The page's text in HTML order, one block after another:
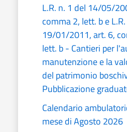
L.R. n. 1 del 14/05/
comma 2, lett. b e
19/01/2011, art. 6,
lett. b - Cantieri per
manutenzione e la
del patrimonio
Pubblicazione
Calendario
mese di Agosto 2026